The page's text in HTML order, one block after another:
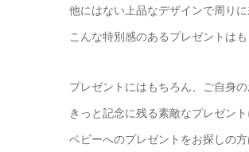
他にはない上品なデザインで周り
こんな特別感のあるプレゼントは
プレゼントにはもちろん、ご自身
きっと記念に残る素敵なプレゼン
ベビーへのプレゼントをお探しの